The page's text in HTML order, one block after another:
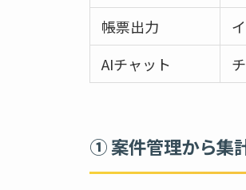
帳票出力
AIチャット
① 案件管理から集